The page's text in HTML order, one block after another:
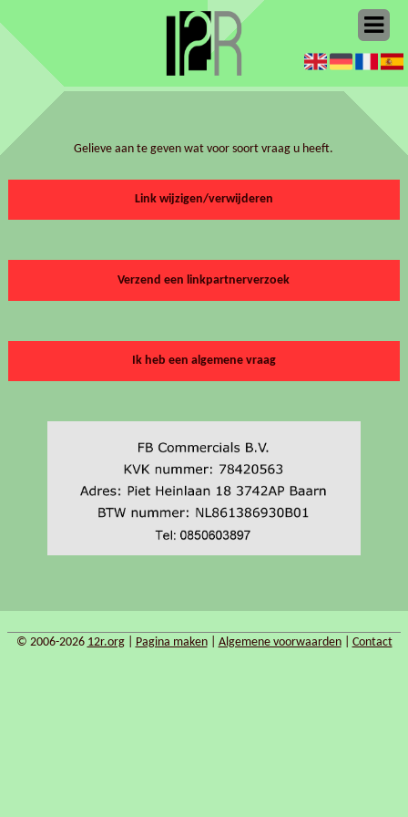
Gelieve aan te geven wat voor soort vraag u heeft.
Link wijzigen/verwijderen
Verzend een linkpartnerverzoek
Ik heb een algemene vraag
© 2006-2026 12r.org| Pagina maken| Algemene voorwaarden| Contact